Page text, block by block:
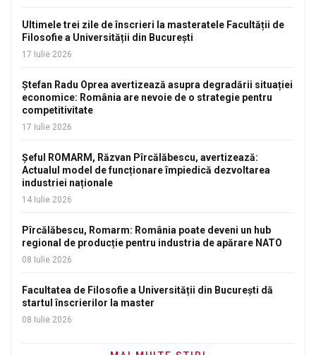
Ultimele trei zile de înscrieri la masteratele Facultății de
Filosofie a Universității din București
17 Iulie 2026
Ștefan Radu Oprea avertizează asupra degradării situației
economice: România are nevoie de o strategie pentru
competitivitate
17 Iulie 2026
Șeful ROMARM, Răzvan Pîrcălăbescu, avertizează:
Actualul model de funcționare împiedică dezvoltarea
industriei naționale
14 Iulie 2026
Pîrcălăbescu, Romarm: România poate deveni un hub
regional de producție pentru industria de apărare NATO
08 Iulie 2026
Facultatea de Filosofie a Universității din București dă
startul înscrierilor la master
08 Iulie 2026